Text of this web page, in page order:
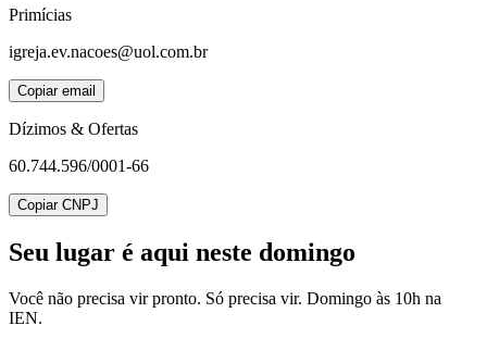
Primícias
igreja.ev.nacoes@uol.com.br
Copiar email
Dízimos & Ofertas
60.744.596/0001-66
Copiar CNPJ
Seu lugar é aqui neste domingo
Você não precisa vir pronto. Só precisa vir. Domingo às 10h na
IEN.